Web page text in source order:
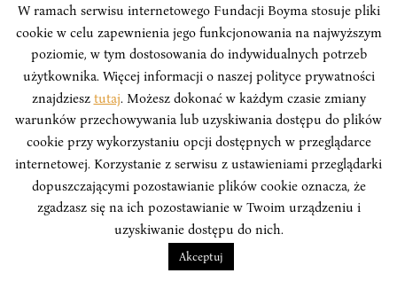
FORBES
Forbes: Quad. Sojusz
niezdecydowanych, których połączyły
W ramach serwisu internetowego Fundacji Boyma stosuje pliki
cookie w celu zapewnienia jego funkcjonowania na najwyższym
poziomie, w tym dostosowania do indywidualnych potrzeb
użytkownika. Więcej informacji o naszej polityce prywatności
znajdziesz tutaj. Możesz dokonać w każdym czasie zmiany
warunków przechowywania lub uzyskiwania dostępu do plików
cookie przy wykorzystaniu opcji dostępnych w przeglądarce
internetowej. Korzystanie z serwisu z ustawieniami przeglądarki
dopuszczającymi pozostawianie plików cookie oznacza, że
zgadzasz się na ich pozostawianie w Twoim urządzeniu i
uzyskiwanie dostępu do nich.
Akceptuj